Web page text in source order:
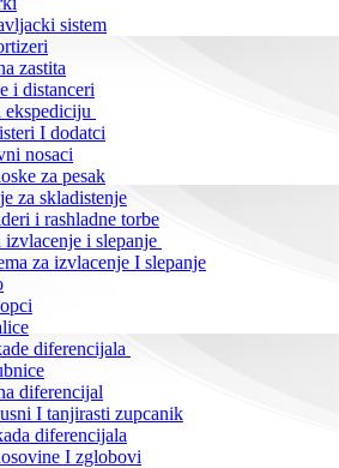
sistem
zastita
i distanceri
ekspediciju
I dodatci
nosaci
za pesak
za skladistenje
i rashladne torbe
izvlacenje i slepanje
za izvlacenje I slepanje
diferencijala
diferencijal
I tanjirasti zupcanik
diferencijala
I zglobovi